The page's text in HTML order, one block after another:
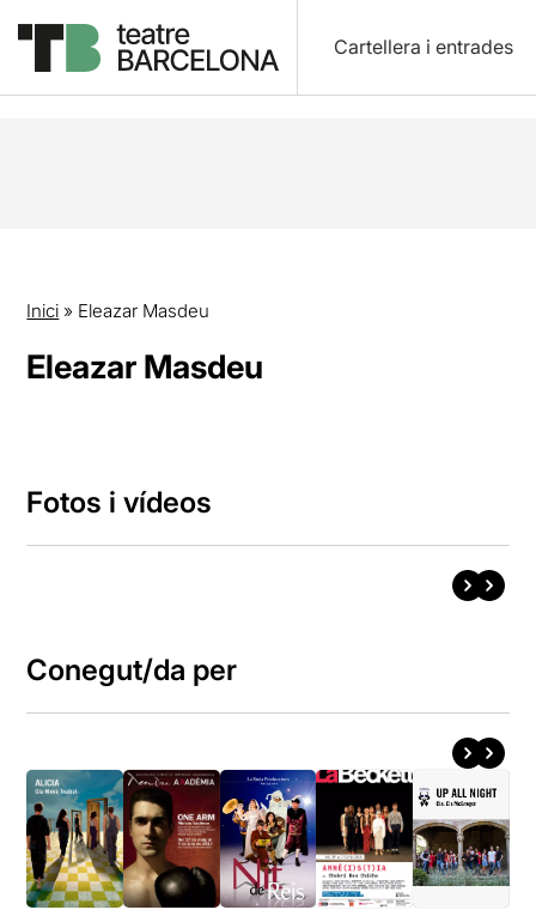
Cartellera i entrades
Inici » Eleazar Masdeu
Eleazar Masdeu
Fotos i vídeos
Conegut/da per